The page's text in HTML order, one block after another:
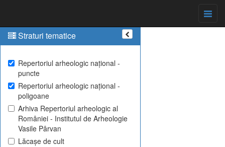
Straturi tematice
Repertoriul arheologic național -
puncte
Repertoriul arheologic național -
poligoane
Arhiva Repertoriul arheologic al
României - Institutul de Arheologie
Vasile Pârvan
Lăcașe de cult